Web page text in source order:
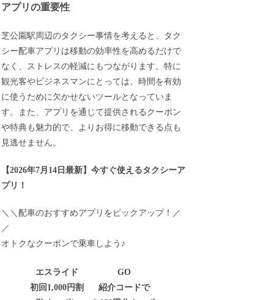
アプリの重要性
芝公園駅周辺のタクシー事情を考えると、タク
シー配車アプリは移動の効率性を高めるだけで
なく、ストレスの軽減にもつながります。特に
観光客やビジネスマンにとっては、時間を有効
に使うために欠かせないツールとなっていま
す。また、アプリを通じて提供されるクーポン
や特典も魅力的で、よりお得に移動できる点も
見逃せません。
【2026年7月14日最新 】今すぐ使えるタクシーア
プリ！
＼＼配車のおすすめアプリをピックアップ！／
／
オトクなクーポンで乗車しよう♪
エスライド
初回1,000円割
GO
紹介コードで